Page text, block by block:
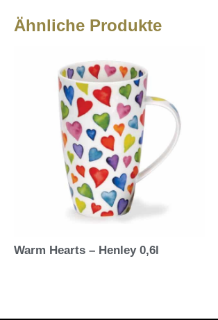
Ähnliche Produkte
Warm Hearts – Henley 0,6l